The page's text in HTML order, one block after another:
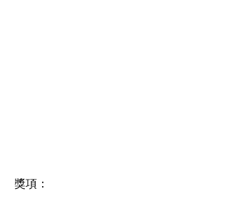
獎項：